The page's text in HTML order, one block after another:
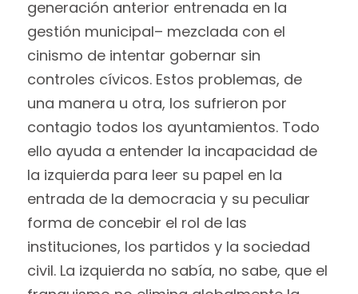
generación anterior entrenada en la
gestión municipal– mezclada con el
cinismo de intentar gobernar sin
controles cívicos. Estos problemas, de
una manera u otra, los sufrieron por
contagio todos los ayuntamientos. Todo
ello ayuda a entender la incapacidad de
la izquierda para leer su papel en la
entrada de la democracia y su peculiar
forma de concebir el rol de las
instituciones, los partidos y la sociedad
civil. La izquierda no sabía, no sabe, que el